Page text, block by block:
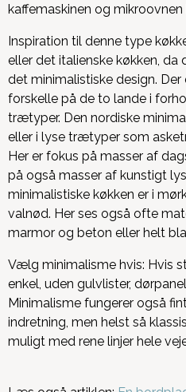
kaffemaskinen og
Inspiration til denne type
eller det italienske køkken, da
det minimalistiske design. Der
forskelle på de to lande i
trætyper. Den nordiske
eller i lyse trætyper som
Her er fokus på masser af
på også masser af kunstigt
minimalistiske køkken er i
valnød. Her ses også ofte
marmor og beton eller helt
Vælg minimalisme hvis: Hvis
enkel, uden gulvlister,
Minimalisme fungerer også
indretning, men helst så
muligt med rene linjer hele